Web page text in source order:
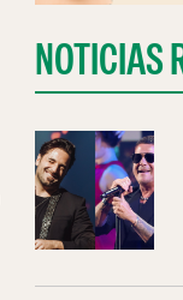
NOTICIAS